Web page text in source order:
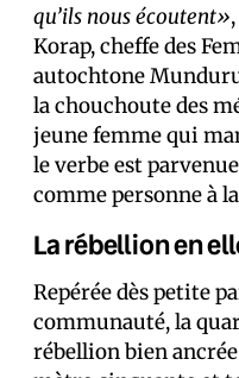
qu’ils nous écoutent»
Korap, cheffe des
autochtone
la chouchoute des
jeune femme qui
le verbe est
comme personne à
La rébellion en
Repérée dès petite
communauté, la
rébellion bien